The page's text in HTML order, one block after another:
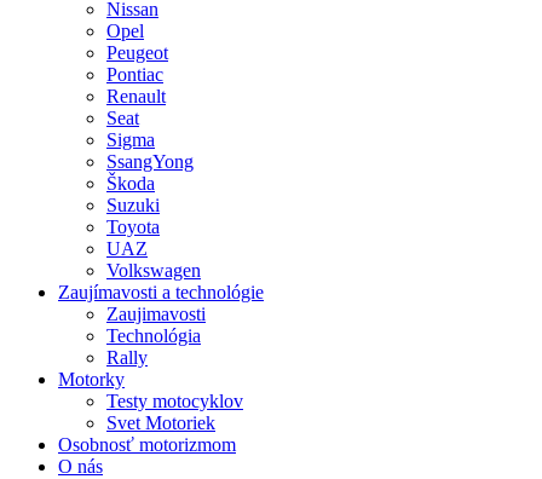
Nissan
Opel
Peugeot
Pontiac
Renault
Seat
Sigma
SsangYong
Škoda
Suzuki
Toyota
UAZ
Volkswagen
Zaujímavosti a technológie
Zaujimavosti
Technológia
Rally
Motorky
Testy motocyklov
Svet Motoriek
Osobnosť motorizmom
O nás